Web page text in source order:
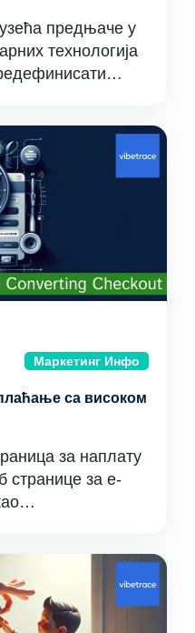
предњаче у
технологија
Маркетинг Инфо
са високом
за наплату
странице за е-